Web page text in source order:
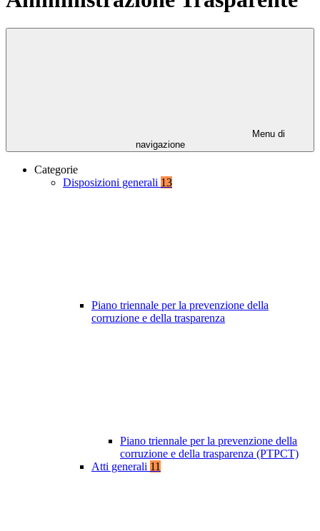
Menu di
navigazione
Categorie
Disposizioni generali 13
Piano triennale per la prevenzione della
corruzione e della trasparenza
Piano triennale per la prevenzione della
corruzione e della trasparenza (PTPCT)
Atti generali 11